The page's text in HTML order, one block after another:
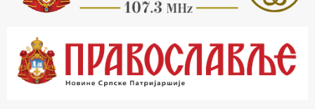
23.00 Питања и одговори
00.03 Црквена предавања и трибине
01.03 Живе речи - подкаст